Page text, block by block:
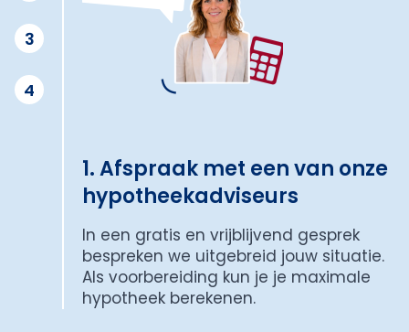
3
4
1. Afspraak met een van onze
hypotheekadviseurs
In een gratis en vrijblijvend gesprek
bespreken we uitgebreid jouw situatie.
Als voorbereiding kun je je maximale
hypotheek berekenen.